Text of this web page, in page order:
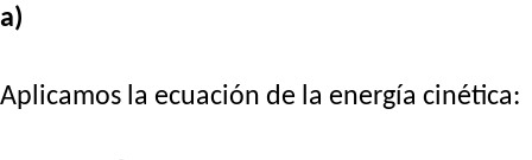
a)
Aplicamos la ecuación de la energía cinética: